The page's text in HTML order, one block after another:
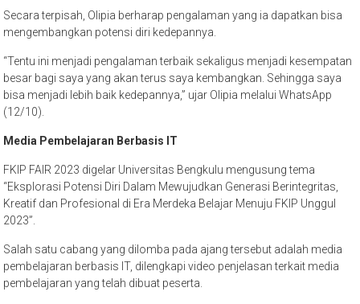
Secara terpisah, Olipia berharap pengalaman yang ia dapatkan bisa
mengembangkan potensi diri kedepannya.
“Tentu ini menjadi pengalaman terbaik sekaligus menjadi kesempatan
besar bagi saya yang akan terus saya kembangkan. Sehingga saya
bisa menjadi lebih baik kedepannya,” ujar Olipia melalui WhatsApp
(12/10).
Media Pembelajaran Berbasis IT
FKIP FAIR 2023 digelar Universitas Bengkulu mengusung tema
“Eksplorasi Potensi Diri Dalam Mewujudkan Generasi Berintegritas,
Kreatif dan Profesional di Era Merdeka Belajar Menuju FKIP Unggul
2023”.
Salah satu cabang yang dilomba pada ajang tersebut adalah media
pembelajaran berbasis IT, dilengkapi video penjelasan terkait media
pembelajaran yang telah dibuat peserta.